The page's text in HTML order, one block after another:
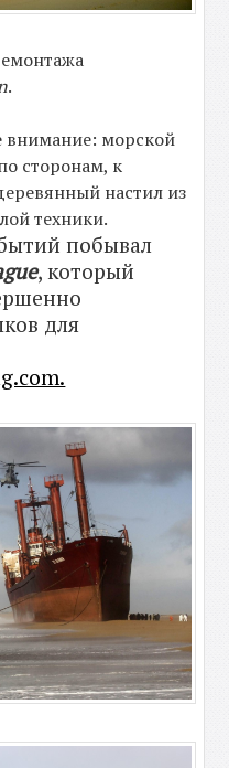
.
внимание: морской
сторонам, к
настил из
техники.
побывал
, который
для